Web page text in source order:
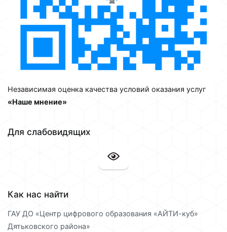
Независимая оценка качества условий оказания услуг
«Наше мнение»
Для слабовидящих
Как нас найти
ГАУ ДО «Центр цифрового образования «АЙТИ-куб»
Дятьковского района»